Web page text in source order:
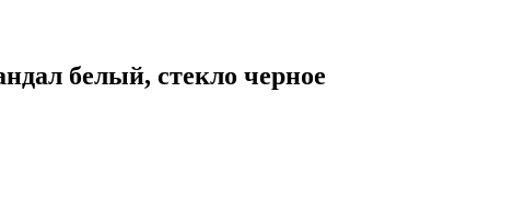
белый, стекло черное